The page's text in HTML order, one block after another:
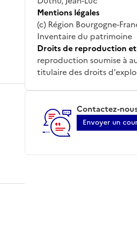
Mentions légales
(c) Région Bourgogne-
Inventaire du patrimoine
Droits de reproduction
reproduction soumise à
titulaire des droits
Contactez-
Envoyer un